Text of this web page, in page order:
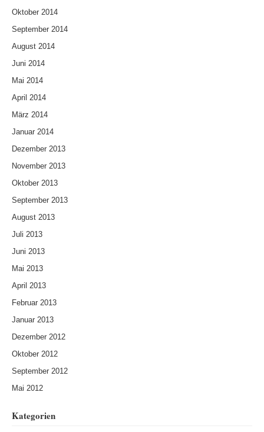
Oktober 2014
September 2014
August 2014
Juni 2014
Mai 2014
April 2014
März 2014
Januar 2014
Dezember 2013
November 2013
Oktober 2013
September 2013
August 2013
Juli 2013
Juni 2013
Mai 2013
April 2013
Februar 2013
Januar 2013
Dezember 2012
Oktober 2012
September 2012
Mai 2012
Kategorien